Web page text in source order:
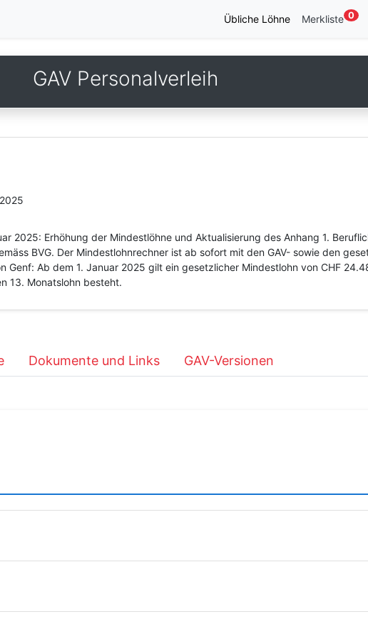
Übliche Löhne Merkliste 0
GAV Personalverleih
2025: Erhöhung der Mindestlöhne und Aktualisierung des Anhang 1.
BVG. Der Mindestlohnrechner ist ab sofort mit den GAV- sowie den
Genf: Ab dem 1. Januar 2025 gilt ein gesetzlicher Mindestlohn von CHF
13. Monatslohn besteht.
Dokumente und Links GAV-Versionen